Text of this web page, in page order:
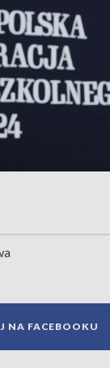
NA FACEBOOKU